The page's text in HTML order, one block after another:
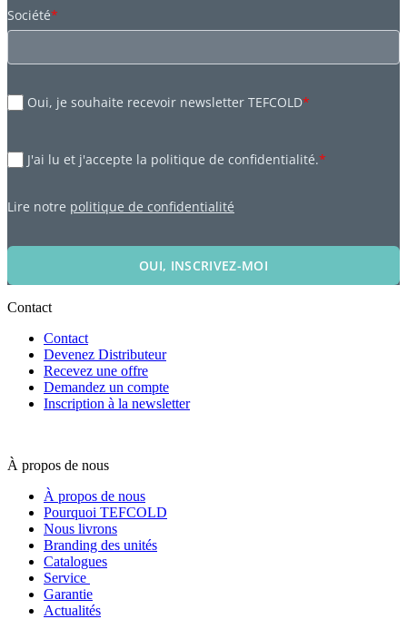
Société*
Oui, je souhaite recevoir newsletter TEFCOLD*
J'ai lu et j'accepte la politique de confidentialité.*
Lire notre politique de confidentialité
OUI, INSCRIVEZ-MOI
Contact
Contact
Devenez Distributeur
Recevez une offre
Demandez un compte
Inscription à la newsletter
À propos de nous
À propos de nous
Pourquoi TEFCOLD
Nous livrons
Branding des unités
Catalogues
Service
Garantie
Actualités